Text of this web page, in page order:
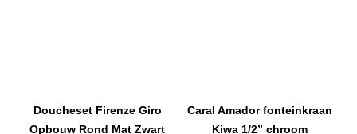
Doucheset Firenze Giro
Opbouw Rond Mat Zwart
Caral Amador fonteinkraan
Kiwa 1/2” chroom